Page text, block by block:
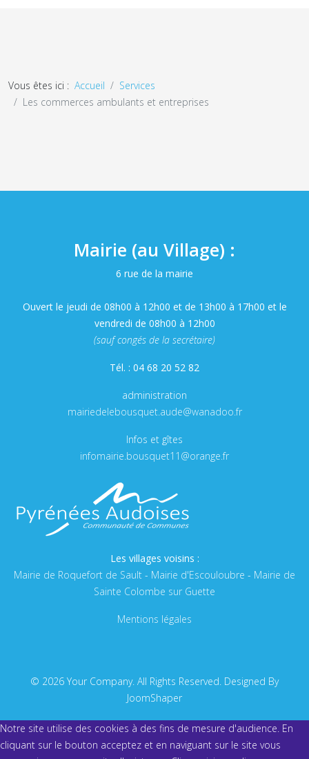
Vous êtes ici : Accueil
Services
Les commerces ambulants et entreprises
Mairie (au Village) :
6 rue de la mairie
Ouvert le jeudi de 08h00 à 12h00 et de 13h00 à 17h00 et le
vendredi de 08h00 à 12h00
(sauf congés de la secrétaire)
Tél. : 04 68 20 52 82
administration
mairiedelebousquet.aude@wanadoo.fr
Infos et gîtes
infomairie.bousquet11@orange.fr
Les villages voisins :
Mairie de Roquefort de Sault - Mairie d'Escouloubre - Mairie de
Sainte Colombe sur Guette
Mentions légales
© 2026 Your Company. All Rights Reserved. Designed By
JoomShaper
Notre site utilise des cookies à des fins de mesure d'audience. En
cliquant sur le bouton acceptez et en naviguant sur le site vous